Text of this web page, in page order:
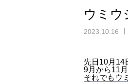
ウミウ
2023.10.16
先日10月14
9月から11
それでもウ